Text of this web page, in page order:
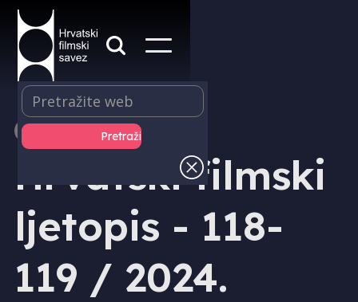
IZDAVAŠTVO
Hrvatski filmski
ljetopis - 118-
119 / 2024.